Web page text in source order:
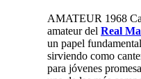
AMATEUR 1968
amateur del Real
un papel
sirviendo como
para jóvenes